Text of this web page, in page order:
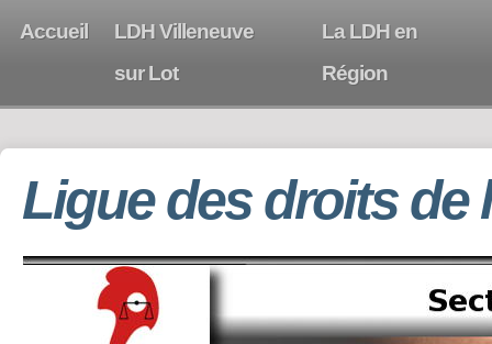
Accueil
LDH Villeneuve
sur Lot
La LDH en
Région
Ligue des droits de